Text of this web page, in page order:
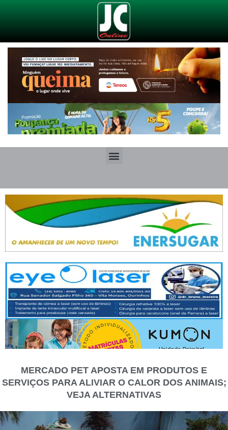
MERCADO PET APOSTA EM PRODUTOS E
SERVIÇOS PARA ALIVIAR O CALOR DOS ANIMAIS;
VEJA ALTERNATIVAS